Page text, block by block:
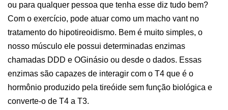
ou para qualquer pessoa que tenha esse diz tudo bem?
Com o exercício, pode atuar como um macho vant no
tratamento do hipotireoidismo. Bem é muito simples, o
nosso músculo ele possui determinadas enzimas
chamadas DDD e OGinásio ou desde o dados. Essas
enzimas são capazes de interagir com o T4 que é o
hormônio produzido pela tireóide sem função biológica e
converte-o de T4 a T3.